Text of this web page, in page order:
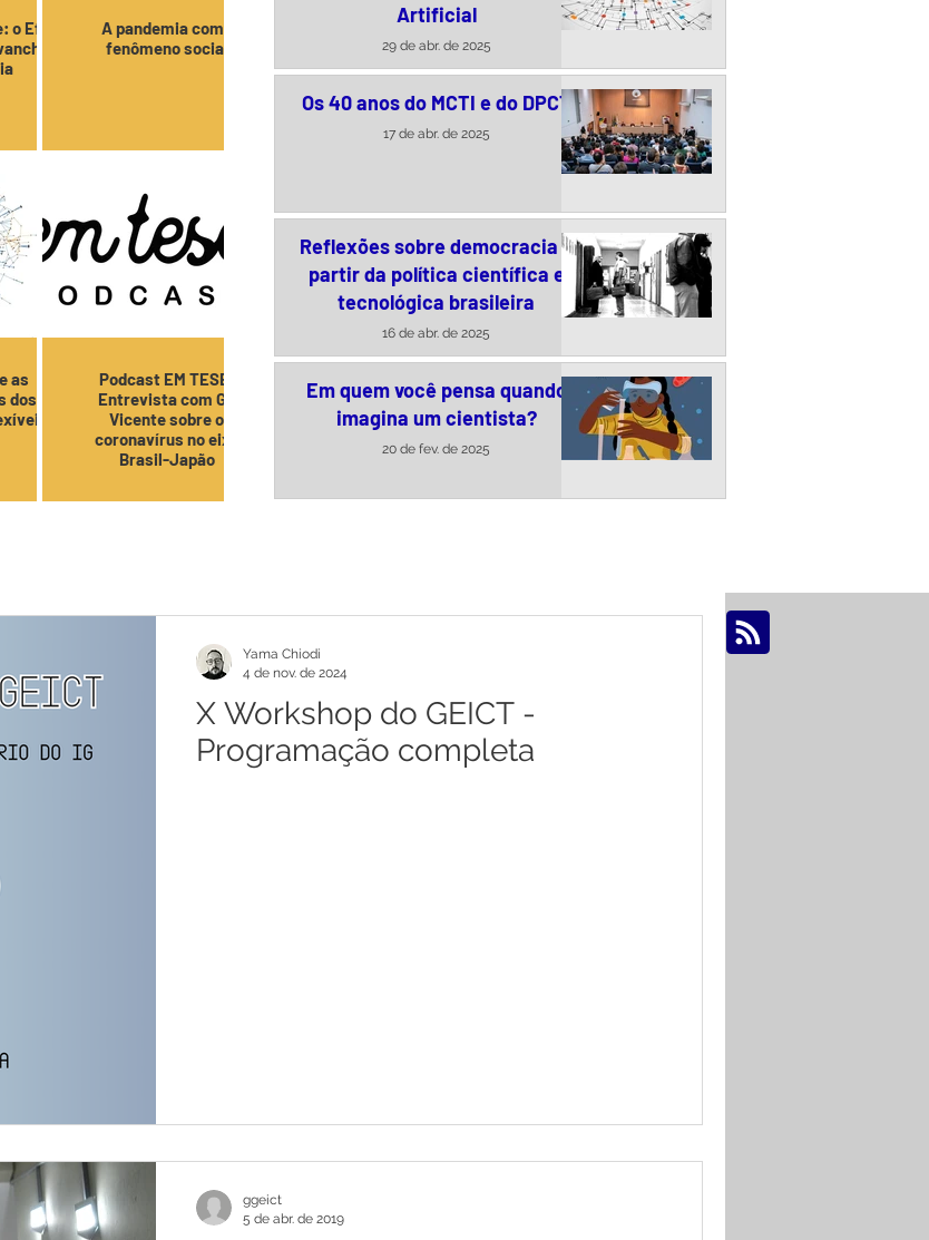
o Efeito
da
A pandemia como
fenômeno social
as
dos
Podcast EM TESE!
Entrevista com Gil
Vicente sobre o
coronavírus no eixo
Brasil-Japão
Artificial
29 de abr. de 2025
Os 40 anos do MCTI e do DPCT
17 de abr. de 2025
Reflexões sobre democracia a
partir da política científica e
tecnológica brasileira
16 de abr. de 2025
Em quem você pensa quando
imagina um cientista?
20 de fev. de 2025
X Workshop do GEICT -
Programação completa
Yama Chiodi
4 de nov. de 2024
ggeict
5 de abr. de 2019